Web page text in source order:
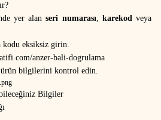
yer alanseri numarası, karekodveya
kodu eksiksiz girin.
anzer-bali-dogrulama
ürün bilgilerini kontrol edin.
Bilgiler